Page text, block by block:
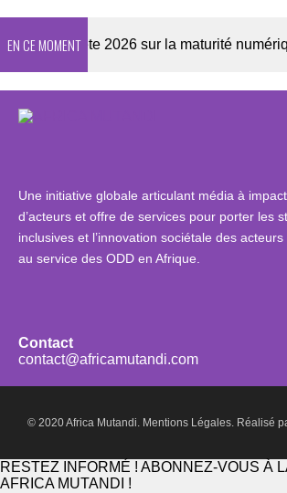
EN CE MOMENT
Enquête 2026 sur la maturité numérique
Une initiative globale articulant média à
d’acteurs et offre de services pour porter les
inclusives et l’innovation sociétale des
au service des ODD en Afrique.
Contact
contact@africamutandi.com
© 2020 Africa Mutandi. Mentions Légales. Réalisé
RESTEZ INFORMÉ ! ABONNEZ-VOUS À
AFRICA MUTANDI !